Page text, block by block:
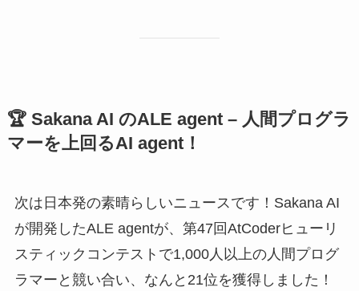
🏆 Sakana AI のALE agent – 人間プログラ
マーを上回るAI agent！
次は日本発の素晴らしいニュースです！Sakana AI
が開発したALE agentが、第47回AtCoderヒューリ
スティックコンテストで1,000人以上の人間プログ
ラマーと競い合い、なんと21位を獲得しました！